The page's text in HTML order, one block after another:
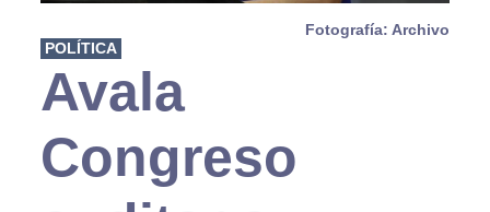
Fotografía: Archivo
POLÍTICA
Avala
Congreso